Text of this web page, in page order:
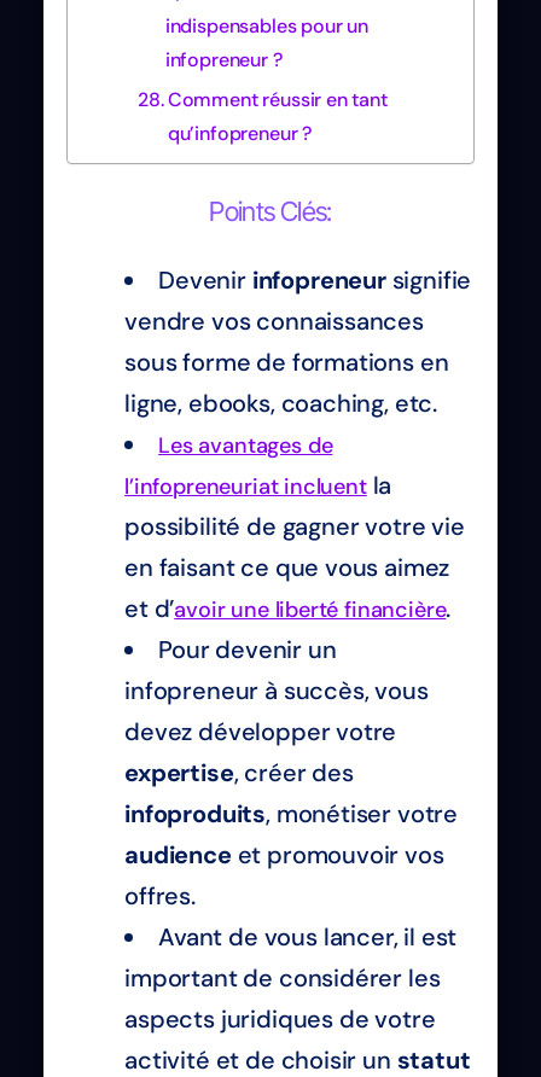
indispensables pour un
infopreneur ?
Comment réussir en tant
qu’infopreneur ?
Points Clés:
Devenir infopreneursignifie
vendre vos connaissances
sous forme de formations en
ligne, ebooks, coaching, etc.
Les avantages de
l’infopreneuriat incluentla
possibilité de gagner votre vie
en faisant ce que vous aimez
et d’avoir une liberté financière.
Pour devenir un
infopreneur à succès, vous
devez développer votre
expertise, créer des
infoproduits, monétiser votre
audienceet promouvoir vos
offres.
Avant de vous lancer, il est
important de considérer les
aspects juridiques de votre
activité et de choisir un statut